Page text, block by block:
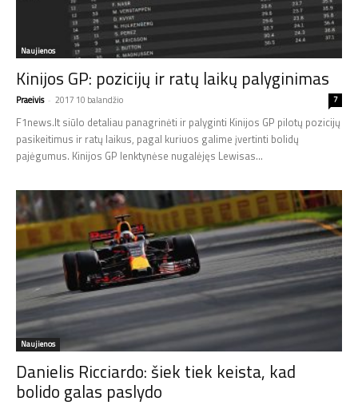
Naujienos
Kinijos GP: pozicijų ir ratų laikų palyginimas
Praeivis - 2017 10 balandžio 7
F1news.lt siūlo detaliau panagrinėti ir palyginti Kinijos GP pilotų pozicijų
pasikeitimus ir ratų laikus, pagal kuriuos galime įvertinti bolidų
pajėgumus. Kinijos GP lenktynėse nugalėjęs Lewisas...
Naujienos
Danielis Ricciardo: šiek tiek keista, kad
bolido galas paslydo